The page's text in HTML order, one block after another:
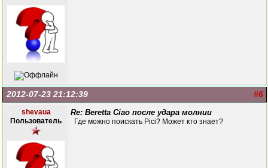
#6
2012-07-23 21:12:39
shevaua
Пользователь
Re: Beretta Ciao после удара молнии
Где можно поискать Pici? Может кто знает?